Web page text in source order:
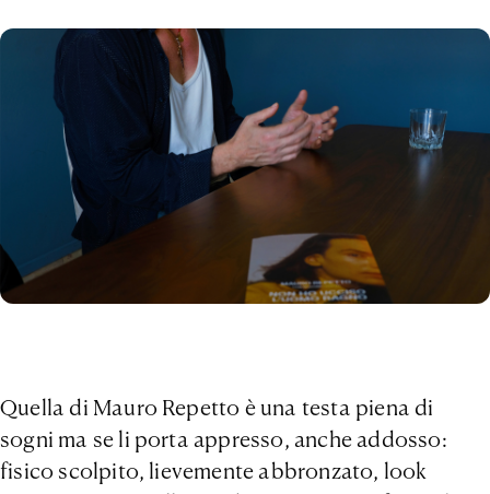
Quella di Mauro Repetto è una testa piena di
sogni ma se li porta appresso, anche addosso:
fisico scolpito, lievemente abbronzato, look